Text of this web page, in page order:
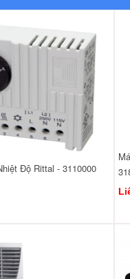
Độ Rittal - 3110000